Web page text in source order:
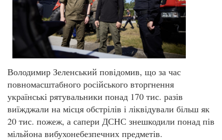
Володимир Зеленський повідомив, що за час
повномасштабного російського вторгнення
українські рятувальники понад 170 тис. разів
виїжджали на місця обстрілів і ліквідували більш як
20 тис. пожеж, а сапери ДСНС знешкодили понад пів
мільйона вибухонебезпечних предметів.